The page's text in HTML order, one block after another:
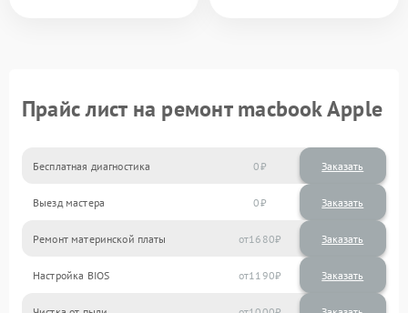
Прайс лист на ремонт macbook Apple
Бесплатная диагностика 0 Заказать
Выезд мастера 0 Заказать
Ремонт материнской платы 1680
Настройка BIOS 1190